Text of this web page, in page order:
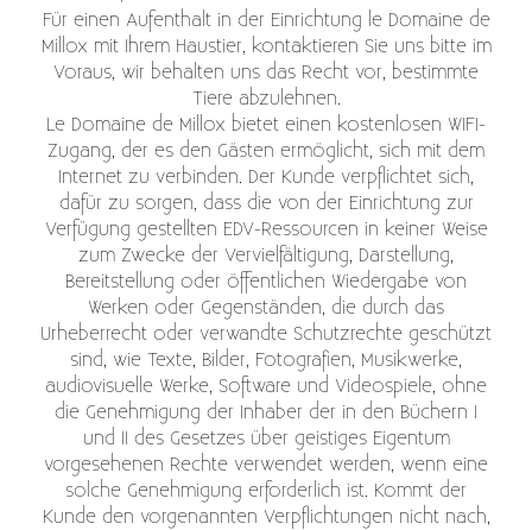
Für einen Aufenthalt in der Einrichtung le Domaine de
Millox mit Ihrem Haustier, kontaktieren Sie uns bitte im
Voraus, wir behalten uns das Recht vor, bestimmte
Tiere abzulehnen.
Le Domaine de Millox bietet einen kostenlosen WIFI-
Zugang, der es den Gästen ermöglicht, sich mit dem
Internet zu verbinden. Der Kunde verpflichtet sich,
dafür zu sorgen, dass die von der Einrichtung zur
Verfügung gestellten EDV-Ressourcen in keiner Weise
zum Zwecke der Vervielfältigung, Darstellung,
Bereitstellung oder öffentlichen Wiedergabe von
Werken oder Gegenständen, die durch das
Urheberrecht oder verwandte Schutzrechte geschützt
sind, wie Texte, Bilder, Fotografien, Musikwerke,
audiovisuelle Werke, Software und Videospiele, ohne
die Genehmigung der Inhaber der in den Büchern I
und II des Gesetzes über geistiges Eigentum
vorgesehenen Rechte verwendet werden, wenn eine
solche Genehmigung erforderlich ist. Kommt der
Kunde den vorgenannten Verpflichtungen nicht nach,